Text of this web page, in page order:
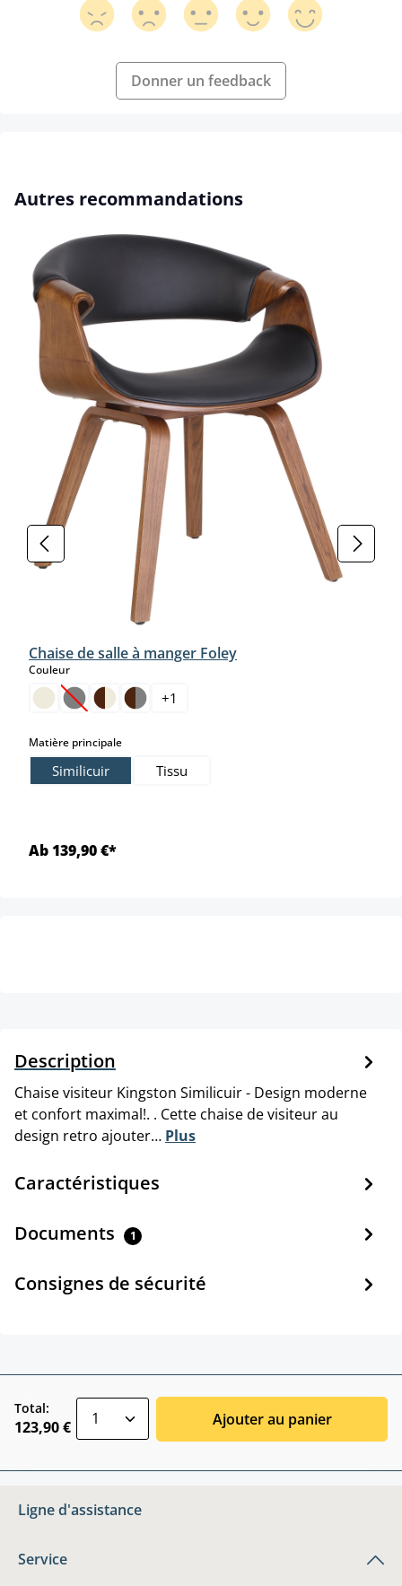
Donner un feedback
Ignorer la galerie de produits
Autres recommandations
Chaise de salle à manger Foley
Couleurselect
(Cette option n'est pas disponible pour le moment.)
+1
Matière principaleselect
Similicuir Tissu
Ab 139,90 €*
Description
Chaise visiteur Kingston Similicuir - Design moderne
et confort maximal!. . Cette chaise de visiteur au
design retro ajouter… Plus
Caractéristiques
Documents 1
Consignes de sécurité
Total:
123,90 € Ajouter au panier
Ligne d'assistance
Service